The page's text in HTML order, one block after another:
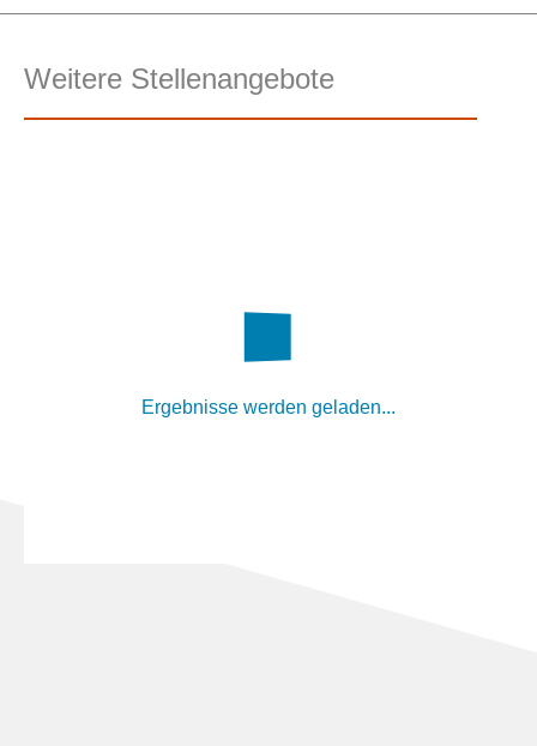
Weitere Stellenangebote
Ergebnisse werden geladen...